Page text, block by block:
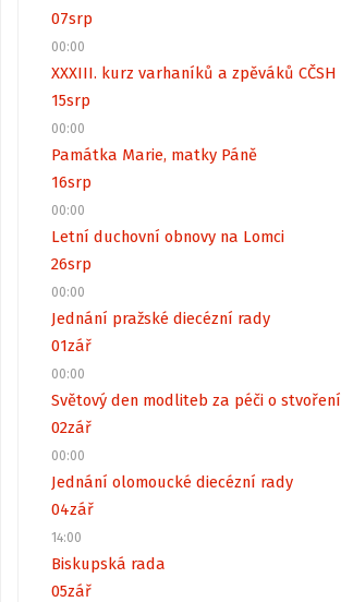
07srp
00:00
XXXIII. kurz varhaníků a zpěváků CČSH
15srp
00:00
Památka Marie, matky Páně
16srp
00:00
Letní duchovní obnovy na Lomci
26srp
00:00
Jednání pražské diecézní rady
01zář
00:00
Světový den modliteb za péči o stvoření
02zář
00:00
Jednání olomoucké diecézní rady
04zář
14:00
Biskupská rada
05zář